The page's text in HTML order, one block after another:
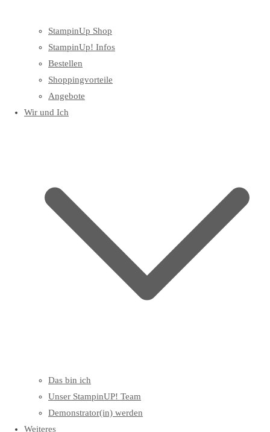
StampinUp Shop
StampinUp! Infos
Bestellen
Shoppingvorteile
Angebote
Wir und Ich
Das bin ich
Unser StampinUP! Team
Demonstrator(in) werden
Weiteres